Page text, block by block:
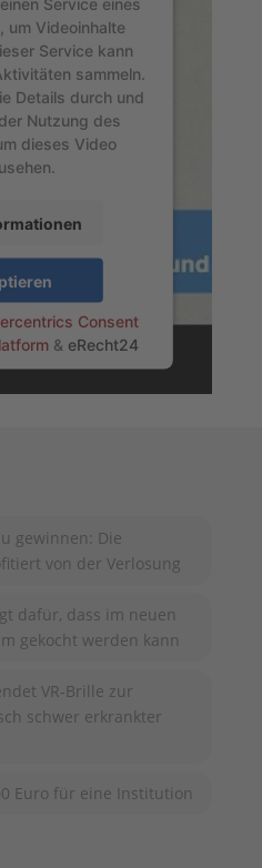
um Videoinhalte
Service kann
sammeln.
Details durch und
Nutzung des
dieses Video
Consent
& eRecht24
gewinnen: Die
von der Verlosung
dafür, dass im neuen
gekocht werden kann
VR-Brille zur
schwer erkrankter
Euro für eine Institution